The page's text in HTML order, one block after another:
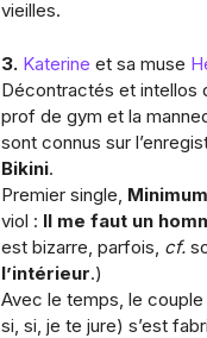
vieilles.
3. Katerine et sa muse
Décontractés et intellos
prof de gym et la
sont connus sur
Bikini.
Premier single, Minimum
viol : Il me faut un
est bizarre, parfois, cf.
l’intérieur.)
Avec le temps, le
si, si, je te jure) s’est